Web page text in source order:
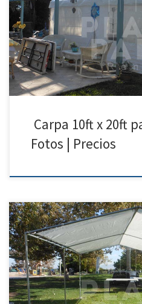
10ft x 20ft Carpa | Precios | Fotos –
10ft x 20ft Carpa Precio de Renta 10ft
Rentar | San Fernando Valley | Santa
Carpa 10ft x 20ft
Fotos | Precios
12ft x 20ft Carpa | Precios | Fotos –
12ft x 20ft Carpa Precio de Renta
Bodas Fiestas Cumpleanos
Valley| Santa Clarita| Van Nuys